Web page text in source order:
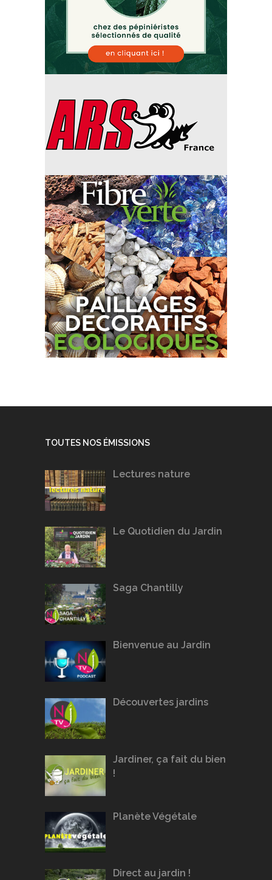
TOUTES NOS ÉMISSIONS
Lectures nature
Le Quotidien du Jardin
Saga Chantilly
Bienvenue au Jardin
Découvertes jardins
Jardiner, ça fait du bien
!
Planète Végétale
Direct au jardin !